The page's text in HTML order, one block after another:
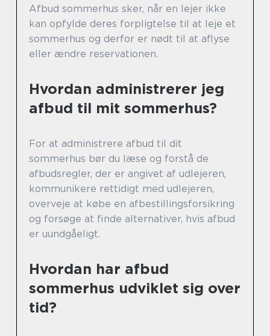
Afbud sommerhus sker, når en lejer ikke
kan opfylde deres forpligtelse til at leje et
sommerhus og derfor er nødt til at aflyse
eller ændre reservationen.
Hvordan administrerer jeg
afbud til mit sommerhus?
For at administrere afbud til dit
sommerhus bør du læse og forstå de
afbudsregler, der er angivet af udlejeren,
kommunikere rettidigt med udlejeren,
overveje at købe en afbestillingsforsikring
og forsøge at finde alternativer, hvis afbud
er uundgåeligt.
Hvordan har afbud
sommerhus udviklet sig over
tid?